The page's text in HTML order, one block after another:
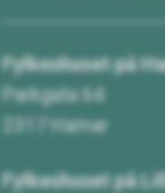
Fylkeshuset på
Parkgata 64
2317 Hamar
Fylkeshuset på